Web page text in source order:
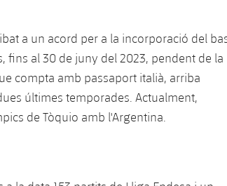
a un acord per a la incorporació del
fins al 30 de juny del 2023, pendent de la
compta amb passaport italià, arriba
últimes temporades. Actualment,
de Tòquio amb l'Argentina.